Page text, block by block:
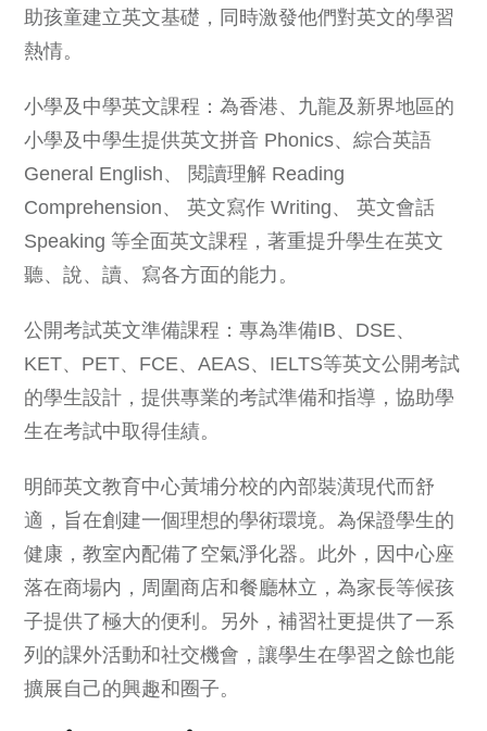
助孩童建立英文基礎，同時激發他們對英文的學習
熱情。
小學及中學英文課程：為香港、九龍及新界地區的
小學及中學生提供英文拼音 Phonics、綜合英語
General English、 閱讀理解 Reading
Comprehension、 英文寫作 Writing、 英文會話
Speaking 等全面英文課程，著重提升學生在英文
聽、說、讀、寫各方面的能力。
公開考試英文準備課程：專為準備IB、DSE、
KET、PET、FCE、AEAS、IELTS等英文公開考試
的學生設計，提供專業的考試準備和指導，協助學
生在考試中取得佳績。
明師英文教育中心黃埔分校的內部裝潢現代而舒
適，旨在創建一個理想的學術環境。為保證學生的
健康，教室內配備了空氣淨化器。此外，因中心座
落在商場内，周圍商店和餐廳林立，為家長等候孩
子提供了極大的便利。另外，補習社更提供了一系
列的課外活動和社交機會，讓學生在學習之餘也能
擴展自己的興趣和圈子。